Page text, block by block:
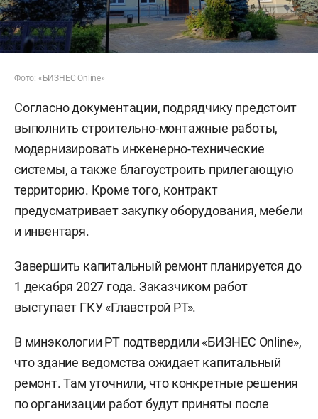
Фото: «БИЗНЕС Online»
Согласно документации, подрядчику предстоит
выполнить строительно-монтажные работы,
модернизировать инженерно-технические
системы, а также благоустроить прилегающую
территорию. Кроме того, контракт
предусматривает закупку оборудования, мебели
и инвентаря.
Завершить капитальный ремонт планируется до
1 декабря 2027 года. Заказчиком работ
выступает ГКУ «Главстрой РТ».
В минэкологии РТ подтвердили «БИЗНЕС Online»,
что здание ведомства ожидает капитальный
ремонт. Там уточнили, что конкретные решения
по организации работ будут приняты после